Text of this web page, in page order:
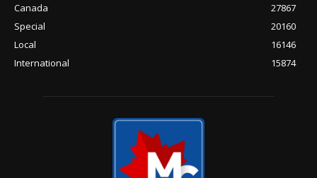
Canada
27867
Special
20160
Local
16146
International
15874